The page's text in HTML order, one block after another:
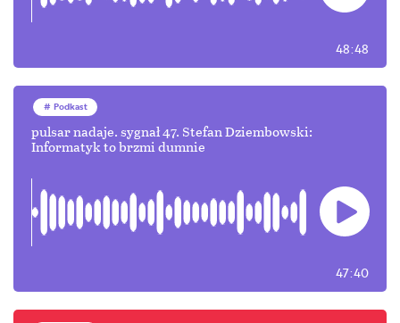
48:48
Podkast
pulsar nadaje. sygnał 47. Stefan Dziembowski:
Informatyk to brzmi dumnie
47:40